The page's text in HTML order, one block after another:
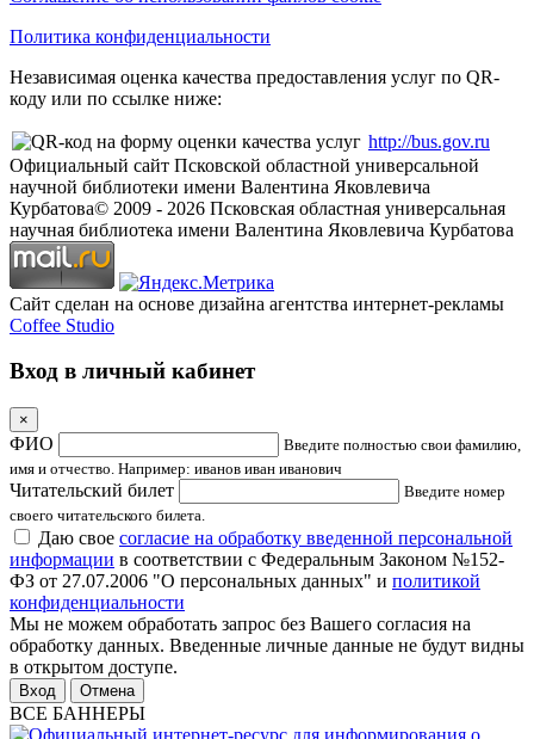
Политика конфиденциальности
Независимая оценка качества предоставления услуг по QR-
коду или по ссылке ниже:
http://bus.gov.ru
Официальный сайт Псковской областной универсальной
научной библиотеки имени Валентина Яковлевича
Курбатова© 2009 - 2026 Псковская областная универсальная
научная библиотека имени Валентина Яковлевича Курбатова
Сайт сделан на основе дизайна агентства интернет-рекламы
Coffee Studio
Вход в личный кабинет
×
ФИО
Введите полностью свои фамилию,
имя и отчество. Например: иванов иван иванович
Читательский билет
Введите номер
своего читательского билета.
Даю свое согласие на обработку введенной персональной
информации в соответствии с Федеральным Законом №152-
ФЗ от 27.07.2006 "О персональных данных" и политикой
конфиденциальности
Мы не можем обработать запрос без Вашего согласия на
обработку данных. Введенные личные данные не будут видны
в открытом доступе.
Отмена
ВСЕ БАННЕРЫ